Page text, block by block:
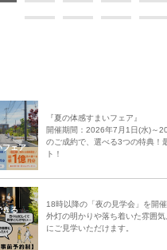
発㈱では、これからの街の成長を楽し
フェア
『夏の体感すまいフェア』
開催期間：2026年7月1日(水)～
のご成約で、選べる3つの特典！
ト！
きる
18時以降の「夜の見学会」を開
外灯の明かりや落ち着いた雰囲
にご見学いただけます。